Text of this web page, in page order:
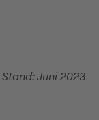
Stand: Juni 2023